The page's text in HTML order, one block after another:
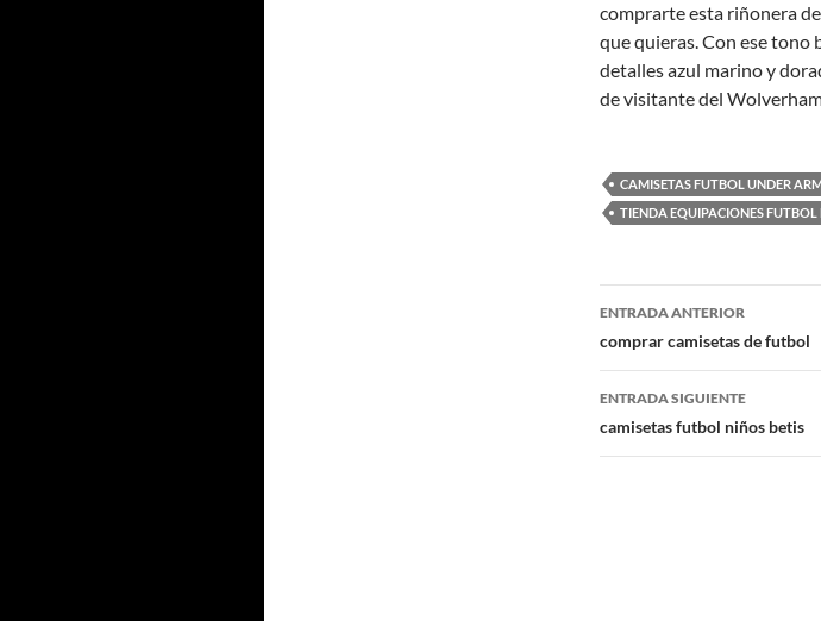
comprarte esta riñonera
que quieras. Con ese tono
detalles azul marino y
de visitante del
CAMISETAS FUTBOL UNDER
TIENDA EQUIPACIONES
Navegación
de
entradas
ENTRADA ANTERIOR
comprar camisetas de futbol
ENTRADA SIGUIENTE
camisetas futbol niños betis